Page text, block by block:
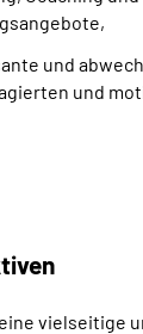
und
und
vielseitige